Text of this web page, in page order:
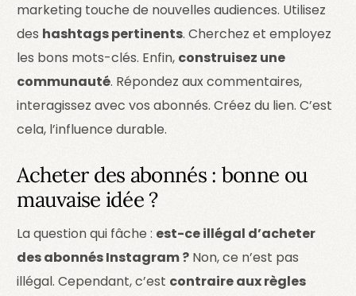
marketing touche de nouvelles audiences. Utilisez
des hashtags pertinents. Cherchez et employez
les bons mots-clés. Enfin, construisez une
communauté. Répondez aux commentaires,
interagissez avec vos abonnés. Créez du lien. C’est
cela, l’influence durable.
Acheter des abonnés : bonne ou
mauvaise idée ?
La question qui fâche : est-ce illégal d’acheter
des abonnés Instagram ? Non, ce n’est pas
illégal. Cependant, c’est contraire aux règles